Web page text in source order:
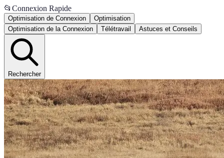
📂 Connexion Rapide
Optimisation de Connexion
Optimisation
Optimisation de la Connexion
Télétravail Astuces et Conseils
Rechercher